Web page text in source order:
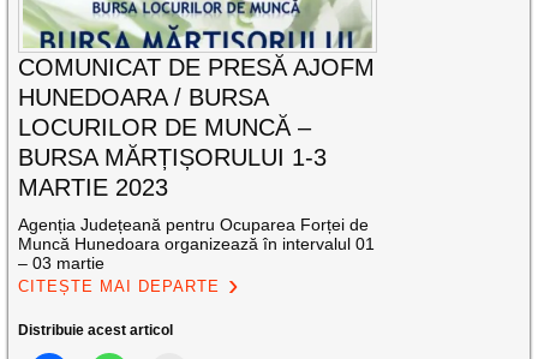
COMUNICAT DE PRESĂ AJOFM
HUNEDOARA / BURSA
LOCURILOR DE MUNCĂ –
BURSA MĂRȚIȘORULUI 1-3
MARTIE 2023
Agenția Județeană pentru Ocuparea Forței de
Muncă Hunedoara organizează în intervalul 01
– 03 martie
CITEȘTE MAI DEPARTE
Distribuie acest articol